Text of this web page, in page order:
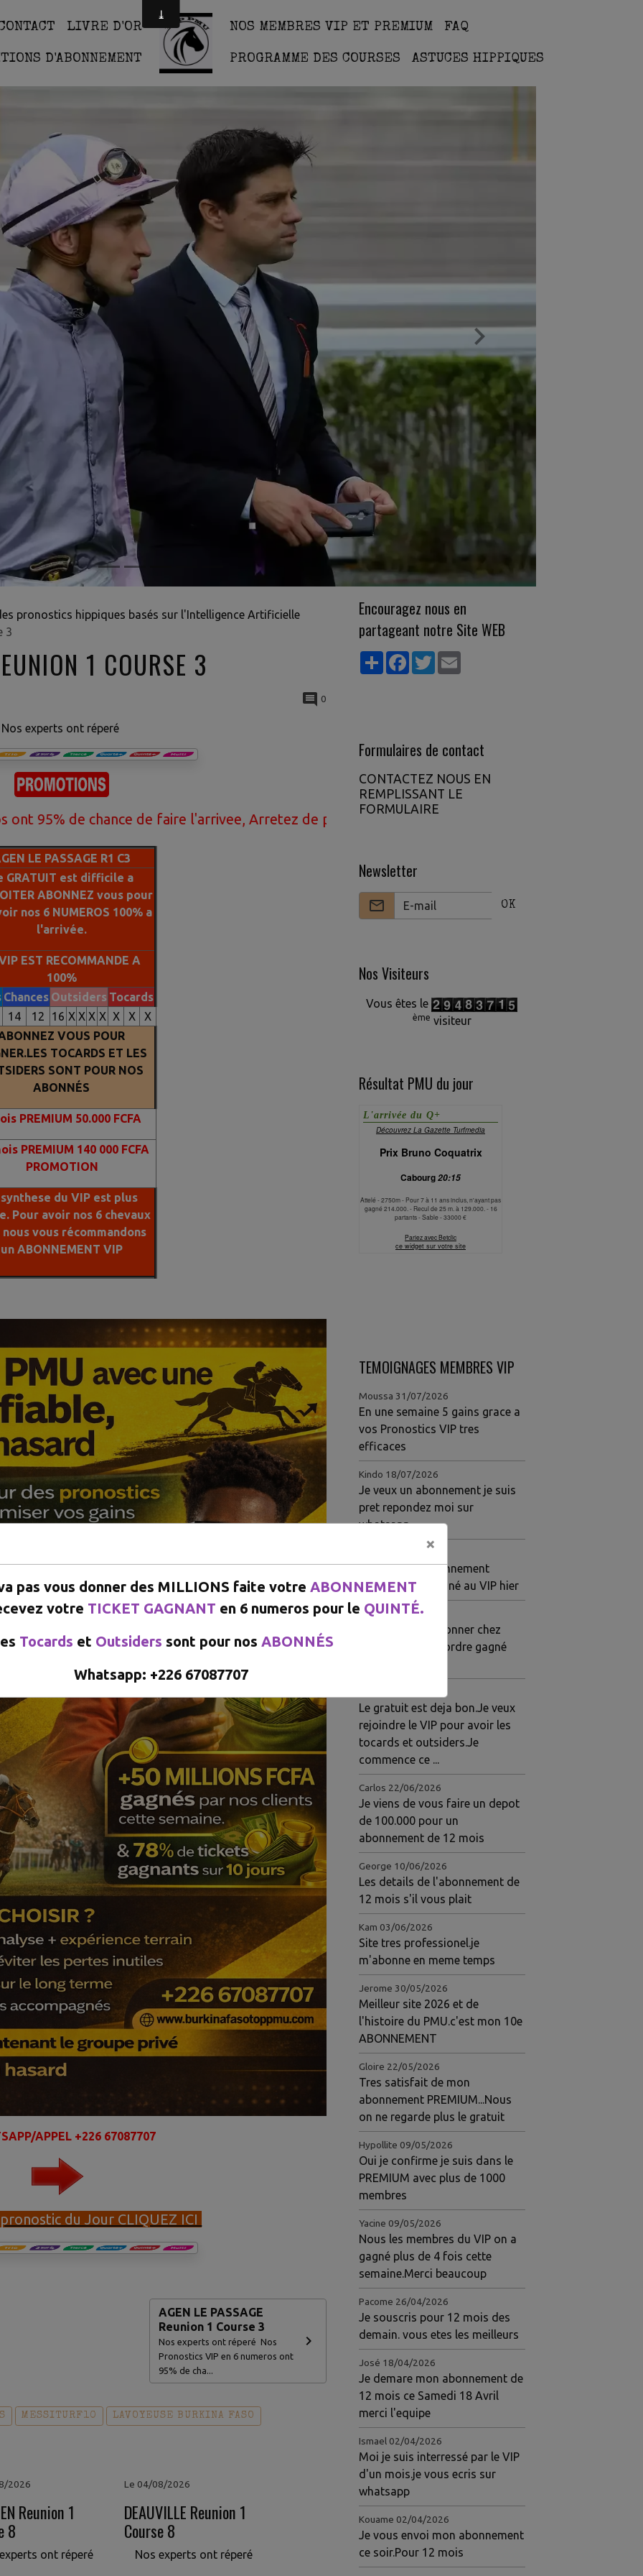
LIVRE D'OR
D'ABONNEMENT
NOS MEMBRES VIP ET PREMIUM FAQ
PROGRAMME DES COURSES ASTUCES HIPPIQUES
pronostics hippiques basés sur l'Intelligence Artificielle
3
1 COURSE 3
0
Nos experts ont réperé
chance de faire l'arrivee, Arretez de perdre votre argent avec le gratuit rejoignez notre VIP
LE PASSAGE R1 C3
GRATUIT est difficile a
ABONNEZ vous pour
nos 6 NUMEROS 100% a
l'arrivée.
EST RECOMMANDE A
100%
Chances Outsiders Tocards
14 12 16 X X X X X X
X
VOUS POUR
TOCARDS ET LES
SONT POUR NOS
ABONNÉS
PREMIUM 50.000 FCFA
PREMIUM 140 000 FCFA
PROMOTION
du VIP est plus
Pour avoir nos 6 chevaux
nous vous récommandons
un ABONNEMENT VIP
APPEL +226 67087707
du Jour CLIQUEZ ICI
AGEN LE PASSAGE
Reunion 1 Course 3
Nos experts ont réperé Nos
Pronostics VIP en 6 numeros ont
95% de cha...
MESSITURF10 LAVOYEUSE BURKINA FASO
2026
Reunion 1
8
ont réperé
Le 04/08/2026
DEAUVILLE Reunion 1
Course 8
Nos experts ont réperé
Encouragez nous en
partageant notre Site WEB
PartagerFacebook
Twitter
Formulaires de contact
CONTACTEZ NOUS EN
REMPLISSANT LE
FORMULAIRE
Newsletter
OK
Nos Visiteurs
Vous êtes le
ème visiteur
Résultat PMU du jour
TEMOIGNAGES MEMBRES VIP
Moussa 31/07/2026
En une semaine 5 gains grace a
vos Pronostics VIP tres
efficaces
Kindo 18/07/2026
Je veux un abonnement je suis
pret repondez moi sur
whatsapp
Meilleur site abonnement
Quarté ordre gagné au VIP hier
Gloire 03/07/2026
Je viens de m'abonner chez
eux.pour 1 mois.ordre gagné
23/06/2026
Le gratuit est deja bon.Je veux
rejoindre le VIP pour avoir les
tocards et outsiders.Je
commence ce ...
Carlos 22/06/2026
Je viens de vous faire un depot
de 100.000 pour un
abonnement de 12 mois
George 10/06/2026
Les details de l'abonnement de
12 mois s'il vous plait
Kam 03/06/2026
Site tres professionel.je
m'abonne en meme temps
Jerome 30/05/2026
Meilleur site 2026 et de
l'histoire du PMU.c'est mon 10e
ABONNEMENT
Gloire 22/05/2026
Tres satisfait de mon
abonnement PREMIUM...Nous
on ne regarde plus le gratuit
Hypollite 09/05/2026
Oui je confirme je suis dans le
PREMIUM avec plus de 1000
membres
Yacine 09/05/2026
Nous les membres du VIP on a
gagné plus de 4 fois cette
semaine.Merci beaucoup
Pacome 26/04/2026
Je souscris pour 12 mois des
demain. vous etes les meilleurs
José 18/04/2026
Je demare mon abonnement de
12 mois ce Samedi 18 Avril
merci l'equipe
Ismael 02/04/2026
Moi je suis interressé par le VIP
d'un mois.je vous ecris sur
whatsapp
Kouame 02/04/2026
Je vous envoi mon abonnement
ce soir.Pour 12 mois
×
pas vous donner des MILLIONS faite votre ABONNEMENT
votre TICKET GAGNANT en 6 numeros pour le QUINTÉ.
Tocards et Outsiders sont pour nos ABONNÉS
Whatsapp: +226 67087707​​​​​